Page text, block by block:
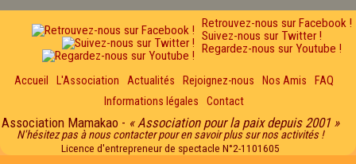
Retrouvez-nous sur Facebook !
Suivez-nous sur Twitter !
Regardez-nous sur Youtube !
Accueil L'Association Actualités Rejoignez-nous Nos Amis
FAQ
Informations légales
Contact
Association Mamakao - « Association pour la paix depuis 2001 »
N'hésitez pas à nous contacter pour en savoir plus sur nos activités !
Licence d'entrepreneur de spectacle N°2-1101605